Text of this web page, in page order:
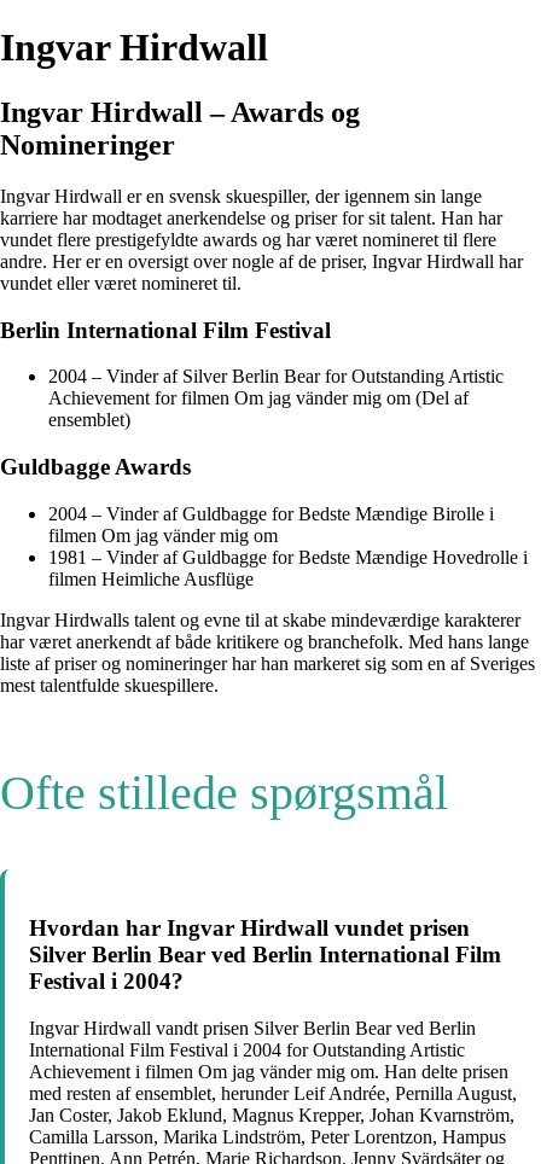
Ingvar Hirdwall
Ingvar Hirdwall – Awards og
Nomineringer
Ingvar Hirdwall er en svensk skuespiller, der igennem sin lange
karriere har modtaget anerkendelse og priser for sit talent. Han har
vundet flere prestigefyldte awards og har været nomineret til flere
andre. Her er en oversigt over nogle af de priser, Ingvar Hirdwall har
vundet eller været nomineret til.
Berlin International Film Festival
2004 – Vinder af Silver Berlin Bear for Outstanding Artistic
Achievement for filmen Om jag vänder mig om (Del af
ensemblet)
Guldbagge Awards
2004 – Vinder af Guldbagge for Bedste Mændige Birolle i
filmen Om jag vänder mig om
1981 – Vinder af Guldbagge for Bedste Mændige Hovedrolle i
filmen Heimliche Ausflüge
Ingvar Hirdwalls talent og evne til at skabe mindeværdige karakterer
har været anerkendt af både kritikere og branchefolk. Med hans lange
liste af priser og nomineringer har han markeret sig som en af Sveriges
mest talentfulde skuespillere.
Ofte stillede spørgsmål
Hvordan har Ingvar Hirdwall vundet prisen
Silver Berlin Bear ved Berlin International Film
Festival i 2004?
Ingvar Hirdwall vandt prisen Silver Berlin Bear ved Berlin
International Film Festival i 2004 for Outstanding Artistic
Achievement i filmen Om jag vänder mig om. Han delte prisen
med resten af ​​ensemblet, herunder Leif Andrée, Pernilla August,
Jan Coster, Jakob Eklund, Magnus Krepper, Johan Kvarnström,
Camilla Larsson, Marika Lindström, Peter Lorentzon, Hampus
Penttinen, Ann Petrén, Marie Richardson, Jenny Svärdsäter og